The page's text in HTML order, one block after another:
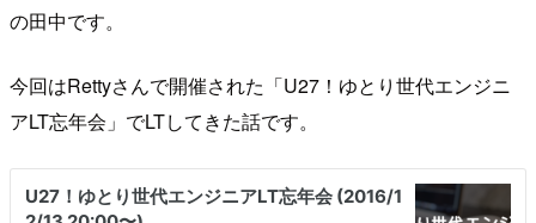
の田中です。
今回はRettyさんで開催された「U27！ゆとり世代エンジニ
アLT忘年会」でLTしてきた話です。